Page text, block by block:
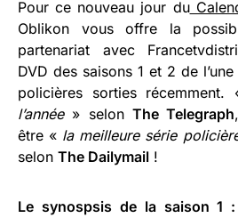
Pour ce nouveau jour du
Oblikon vous offre la
partenariat avec
DVD des saisons 1 et 2 de
policières sorties récemment.
l’année» selon The Telegraph
être « la meilleure série
selon The Dailymail !
Le synospsis de la saison 1 :